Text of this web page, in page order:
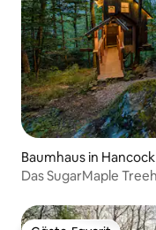
Baumhaus in Hancock
Das SugarMaple